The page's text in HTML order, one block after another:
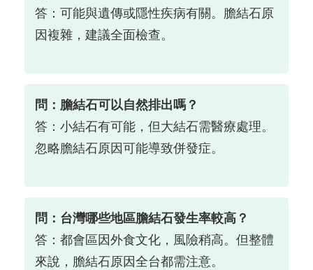
答：可能與遺傳或隱性疾病有關。膽結石原
因複雜，建議全面檢查。
問：膽結石可以自然排出嗎？
答：小結石有可能，但大結石需醫療處理。
忽略膽結石原因可能導致併發症。
問：台灣哪些地區膽結石發生率較高？
答：都會區因外食文化，風險稍高。但整體
來說，膽結石原因全台都需注意。